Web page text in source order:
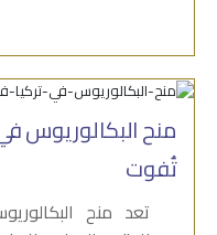
منح البكالوريوس
تُفوت
تعد منح